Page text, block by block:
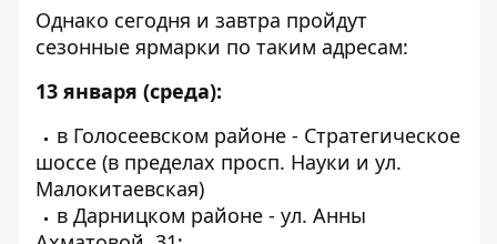
Однако сегодня и завтра пройдут
сезонные ярмарки по таким адресам:
13 января (среда):
в Голосеевском районе - Стратегическое
шоссе (в пределах просп. Науки и ул.
Малокитаевская)
в Дарницком районе - ул. Анны